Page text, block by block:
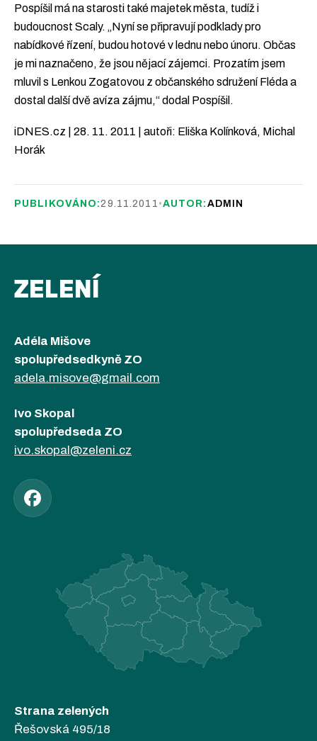
Pospíšil má na starosti také majetek města, tudíž i
budoucnost Scaly. „Nyní se připravují podklady pro
nabídkové řízení, budou hotové v lednu nebo únoru. Občas
je mi naznačeno, že jsou nějací zájemci. Prozatím jsem
mluvil s Lenkou Zogatovou z občanského sdružení Fléda a
dostal další dvě avíza zájmu,“ dodal Pospíšil.
iDNES.cz | 28. 11. 2011 | autoři: Eliška Kolínková, Michal
Horák
PUBLIKOVÁNO:29.11.2011 •AUTOR: ADMIN
ZELENÍ
Adéla Mišove
spolupředsedkyně ZO
adela.misove@gmail.com
Ivo Skopal
spolupředseda ZO
ivo.skopal@zeleni.cz
Strana zelených
Řešovská 495/18